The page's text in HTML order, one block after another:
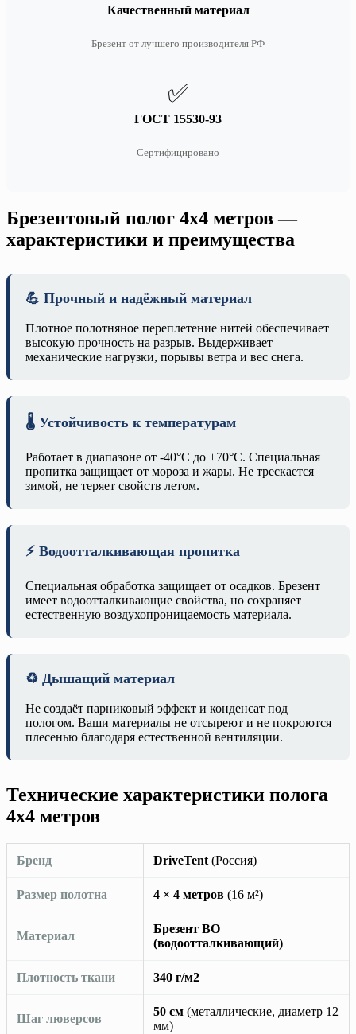
Качественный материал
Брезент от лучшего производителя РФ
✅
ГОСТ 15530-93
Сертифицировано
Брезентовый полог 4х4 метров —
характеристики и преимущества
💪 Прочный и надёжный материал
Плотное полотняное переплетение нитей обеспечивает
высокую прочность на разрыв. Выдерживает
механические нагрузки, порывы ветра и вес снега.
🌡️ Устойчивость к температурам
Работает в диапазоне от -40°C до +70°C. Специальная
пропитка защищает от мороза и жары. Не трескается
зимой, не теряет свойств летом.
⚡ Водоотталкивающая пропитка
Специальная обработка защищает от осадков. Брезент
имеет водоотталкивающие свойства, но сохраняет
естественную воздухопроницаемость материала.
♻️ Дышащий материал
Не создаёт парниковый эффект и конденсат под
пологом. Ваши материалы не отсыреют и не покроются
плесенью благодаря естественной вентиляции.
Технические характеристики полога
4х4 метров
Бренд DriveTent (Россия)
Размер полотна 4 × 4 метров (16 м²)
Материал
Брезент ВО
(водоотталкивающий)
Плотность ткани 340 г/м2
Шаг люверсов
50 см (металлические, диаметр 12
мм)